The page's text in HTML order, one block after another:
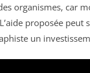
organismes, car
proposée
un